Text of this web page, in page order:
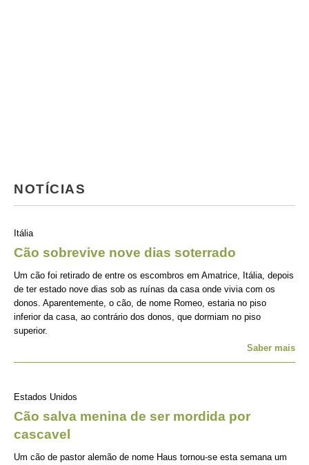
NOTÍCIAS
Itália
Cão sobrevive nove dias soterrado
Um cão foi retirado de entre os escombros em Amatrice, Itália, depois
de ter estado nove dias sob as ruínas da casa onde vivia com os
donos. Aparentemente, o cão, de nome Romeo, estaria no piso
inferior da casa, ao contrário dos donos, que dormiam no piso
superior.
Saber mais
Estados Unidos
Cão salva menina de ser mordida por
cascavel
Um cão de pastor alemão de nome Haus tornou-se esta semana um